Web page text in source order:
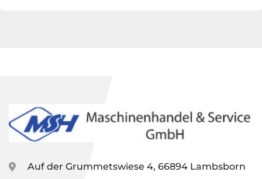
Spannung: 400 V
CE-Ausführung
2,600 mm lange Präzisions-Gusstische
Auf der Grummetswiese 4, 66894 Lambsborn